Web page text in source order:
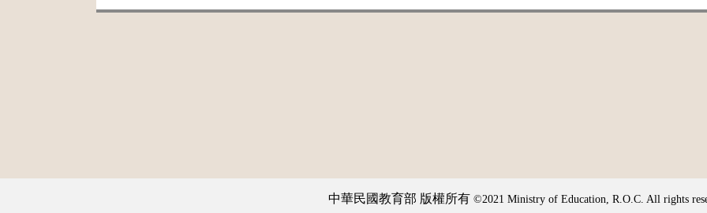
中華民國教育部 版權所有 ©2021 Ministry of Education, R.O.C. All rights